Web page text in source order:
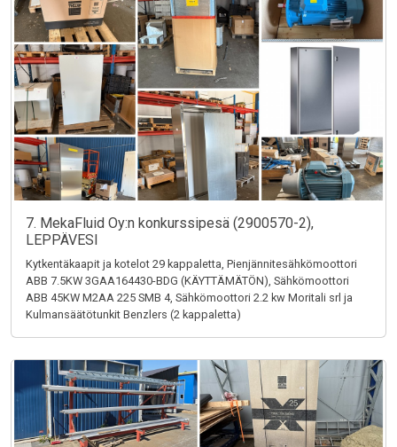
7. MekaFluid Oy:n konkurssipesä (2900570-2),
LEPPÄVESI
Kytkentäkaapit ja kotelot 29 kappaletta, Pienjännitesähkömoottori
ABB 7.5KW 3GAA164430-BDG (KÄYTTÄMÄTÖN), Sähkömoottori
ABB 45KW M2AA 225 SMB 4, Sähkömoottori 2.2 kw Moritali srl ja
Kulmansäätötunkit Benzlers (2 kappaletta)